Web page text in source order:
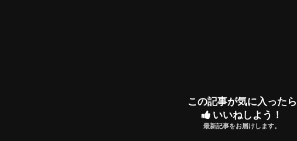
この記事が気に入ったら
いいねしよう！
最新記事をお届けします。